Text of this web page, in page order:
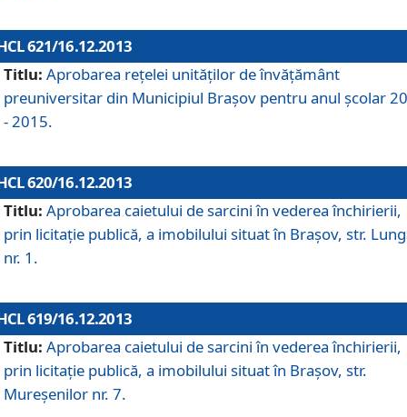
621/16.12.2013
Titlu: Aprobarea reţelei unităţilor de învăţământ
preuniversitar din Municipiul Braşov pentru anul şcolar
- 2015.
620/16.12.2013
Titlu: Aprobarea caietului de sarcini în vederea închirierii,
prin licitaţie publică, a imobilului situat în Braşov, str.
nr. 1.
619/16.12.2013
Titlu: Aprobarea caietului de sarcini în vederea închirierii,
prin licitaţie publică, a imobilului situat în Braşov, str.
Mureşenilor nr. 7.